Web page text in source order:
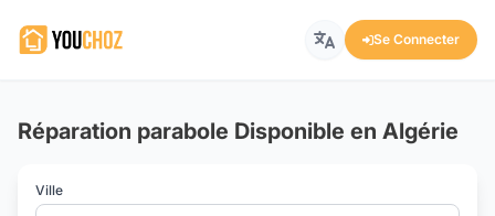
Se Connecter
Réparation parabole Disponible en Algérie
Ville